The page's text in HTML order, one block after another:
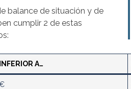
balance de situación y de
cumplir 2 de estas
A…